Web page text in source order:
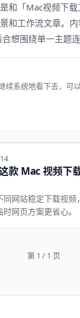
和「Mac视频下
和工作流文章。
想围绕单一主题连
续系统地看下去，可
款 Mac 视频下
同网站稳定下载视
网页方案更省心。
第 1 / 1 页